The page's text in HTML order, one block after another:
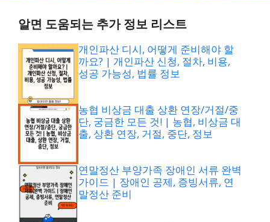
알면 도움되는 추가 정보 리스트
개인파산 디시, 어떻게 준비해야 할
까요? | 개인파산 신청, 절차, 비용,
성공 가능성, 법률 정보
농협 비상금 대출 상환 연장/거절/중
단, 궁금한 모든 것! | 농협, 비상금 대
출, 상환 연장, 거절, 중단, 정보
연말정산 부양가족 장애인 서류 완벽
가이드 | 장애인 공제, 증빙서류, 연
말정산 준비